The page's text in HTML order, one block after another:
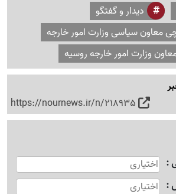
دیدار و گفتگو
معاون سیاسی وزارت امور خارجه
وزارت امور خارجه روسیه
https://nournews.ir/n/218935